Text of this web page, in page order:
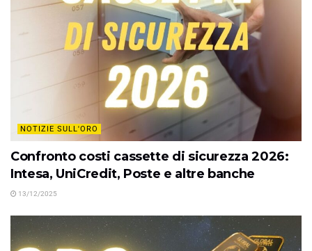
NOTIZIE SULL'ORO
Confronto costi cassette di sicurezza 2026:
Intesa, UniCredit, Poste e altre banche
13/12/2025